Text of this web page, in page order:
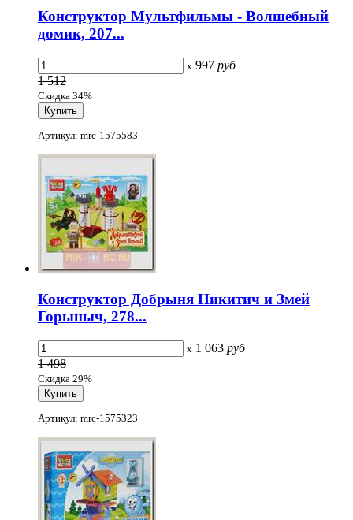
Конструктор Мультфильмы - Волшебный
домик, 207...
x 997 руб
1 512
Скидка 34%
Артикул: mrc-1575583
Конструктор Добрыня Никитич и Змей
Горыныч, 278...
x 1 063 руб
1 498
Скидка 29%
Артикул: mrc-1575323